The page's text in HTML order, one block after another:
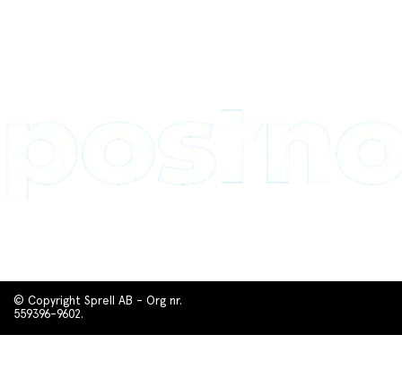
© Copyright Sprell AB - Org nr.
559396-9602.